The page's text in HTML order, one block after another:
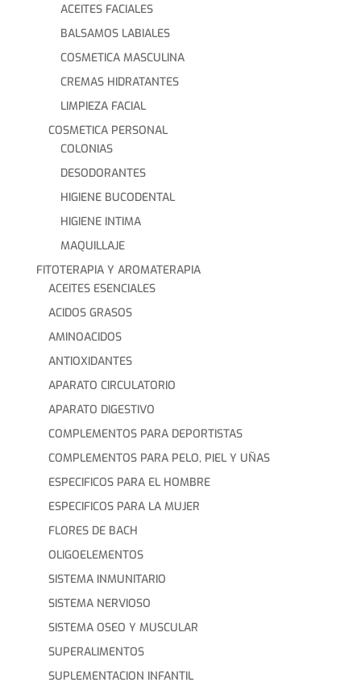
ACEITES FACIALES
BALSAMOS LABIALES
COSMETICA MASCULINA
CREMAS HIDRATANTES
LIMPIEZA FACIAL
COSMETICA PERSONAL
COLONIAS
DESODORANTES
HIGIENE BUCODENTAL
HIGIENE INTIMA
MAQUILLAJE
FITOTERAPIA Y AROMATERAPIA
ACEITES ESENCIALES
ACIDOS GRASOS
AMINOACIDOS
ANTIOXIDANTES
APARATO CIRCULATORIO
APARATO DIGESTIVO
COMPLEMENTOS PARA DEPORTISTAS
COMPLEMENTOS PARA PELO, PIEL Y UÑAS
ESPECIFICOS PARA EL HOMBRE
ESPECIFICOS PARA LA MUJER
FLORES DE BACH
OLIGOELEMENTOS
SISTEMA INMUNITARIO
SISTEMA NERVIOSO
SISTEMA OSEO Y MUSCULAR
SUPERALIMENTOS
SUPLEMENTACION INFANTIL